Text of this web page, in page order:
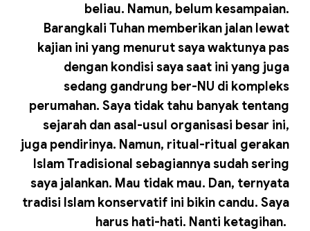
beliau. Namun, belum kesampaian.
Barangkali Tuhan memberikan jalan lewat
kajian ini yang menurut saya waktunya pas
dengan kondisi saya saat ini yang juga
sedang gandrung ber-NU di kompleks
perumahan. Saya tidak tahu banyak tentang
sejarah dan asal-usul organisasi besar ini,
juga pendirinya. Namun, ritual-ritual gerakan
Islam Tradisional sebagiannya sudah sering
saya jalankan. Mau tidak mau. Dan, ternyata
tradisi Islam konservatif ini bikin candu. Saya
harus hati-hati. Nanti ketagihan.